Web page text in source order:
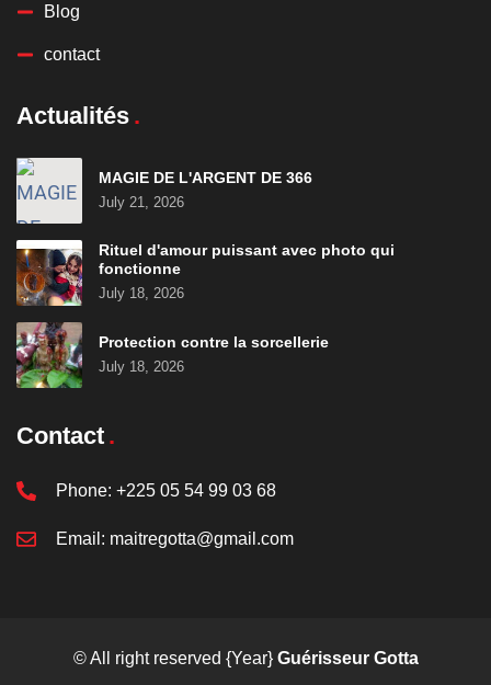
Blog
contact
Actualités
MAGIE DE L'ARGENT DE 366
July 21, 2026
Rituel d'amour puissant avec photo qui
fonctionne
July 18, 2026
Protection contre la sorcellerie
July 18, 2026
Contact
Phone: +225 05 54 99 03 68
Email: maitregotta@gmail.com
© All right reserved {Year} Guérisseur Gotta